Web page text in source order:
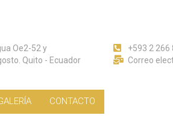
Oe2-52 y
Quito - Ecuador
+593 2 266
Correo
CONTACTO